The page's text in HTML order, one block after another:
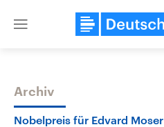
Close
Themen
Archiv
Nobelpreis für Edvard Moser